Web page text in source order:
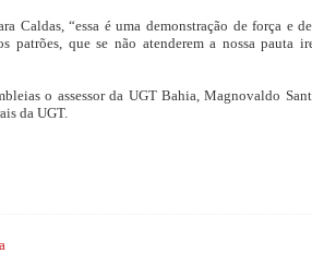
Caldas, “essa é uma demonstração de força e
patrões, que se não atenderem a nossa pauta
o assessor da UGT Bahia, Magnovaldo
da UGT.